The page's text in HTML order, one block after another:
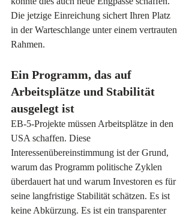
Die jetzige Einreichung sichert Ihren Platz
in der Warteschlange unter einem vertrauten
Rahmen.
Ein Programm, das auf
Arbeitsplätze und Stabilität
ausgelegt ist
EB-5-Projekte müssen Arbeitsplätze in den
USA schaffen. Diese
Interessenübereinstimmung ist der Grund,
warum das Programm politische Zyklen
überdauert hat und warum Investoren es für
seine langfristige Stabilität schätzen. Es ist
keine Abkürzung. Es ist ein transparenter